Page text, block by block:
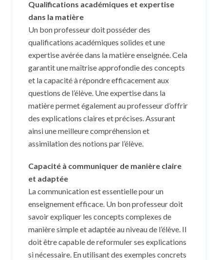
Qualifications académiques et expertise
dans la matière
Un bon professeur doit posséder des
qualifications académiques solides et une
expertise avérée dans la matière enseignée. Cela
garantit une maîtrise approfondie des concepts
et la capacité à répondre efficacement aux
questions de l’élève. Une expertise dans la
matière permet également au professeur d’offrir
des explications claires et précises. Assurant
ainsi une meilleure compréhension et
assimilation des notions par l’élève.
Capacité à communiquer de manière claire
et adaptée
La communication est essentielle pour un
enseignement efficace. Un bon professeur doit
savoir expliquer les concepts complexes de
manière simple et adaptée au niveau de l’élève. Il
doit être capable de reformuler ses explications
si nécessaire. En utilisant des exemples concrets